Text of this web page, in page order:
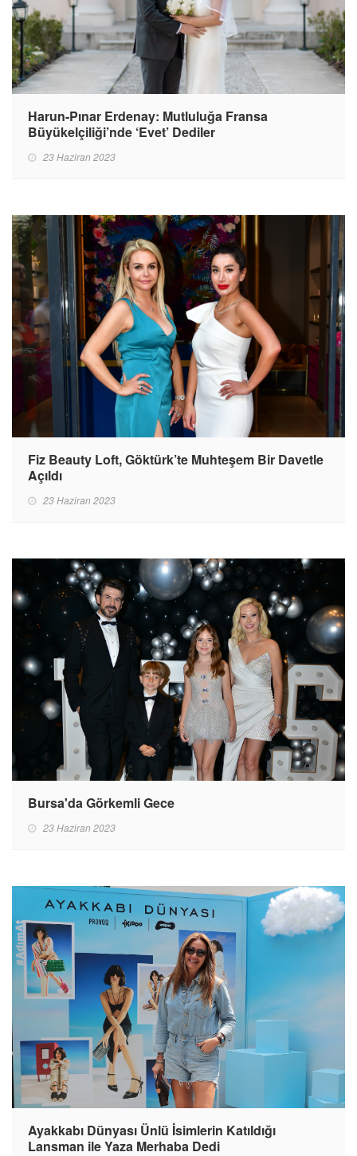
Harun-Pınar Erdenay: Mutluluğa Fransa
Büyükelçiliği’nde ‘Evet’ Dediler
23 Haziran 2023
Fiz Beauty Loft, Göktürk’te Muhteşem Bir Davetle
Açıldı
23 Haziran 2023
Bursa'da Görkemli Gece
23 Haziran 2023
Ayakkabı Dünyası Ünlü İsimlerin Katıldığı
Lansman ile Yaza Merhaba Dedi